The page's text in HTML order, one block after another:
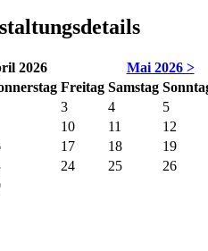
2026
Mai 2026 >
Freitag Samstag
3 4
5
10 11
12
17 18
19
24 25
26